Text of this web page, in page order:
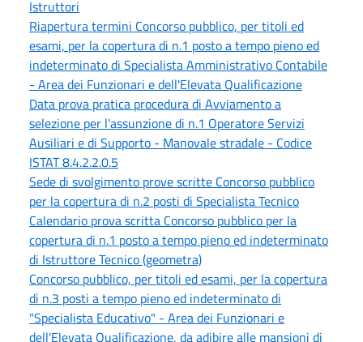
Istruttori
Riapertura termini Concorso pubblico, per titoli ed
esami, per la copertura di n.1 posto a tempo pieno ed
indeterminato di Specialista Amministrativo Contabile
- Area dei Funzionari e dell'Elevata Qualificazione
Data prova pratica procedura di Avviamento a
selezione per l'assunzione di n.1 Operatore Servizi
Ausiliari e di Supporto - Manovale stradale - Codice
ISTAT 8.4.2.2.0.5
Sede di svolgimento prove scritte Concorso pubblico
per la copertura di n.2 posti di Specialista Tecnico
Calendario prova scritta Concorso pubblico per la
copertura di n.1 posto a tempo pieno ed indeterminato
di Istruttore Tecnico (geometra)
Concorso pubblico, per titoli ed esami, per la copertura
di n.3 posti a tempo pieno ed indeterminato di
"Specialista Educativo" - Area dei Funzionari e
dell'Elevata Qualificazione, da adibire alle mansioni di